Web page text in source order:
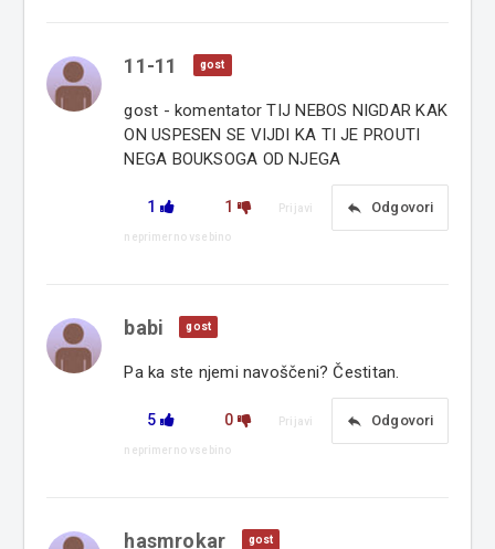
11-11 gost
gost - komentator TIJ NEBOS NIGDAR KAK
ON USPESEN SE VIJDI KA TI JE PROUTI
NEGA BOUKSOGA OD NJEGA
1 1 reply Odgovori
Prijavi
neprimerno vsebino
babi gost
Pa ka ste njemi navoščeni? Čestitan.
5 0 reply Odgovori
Prijavi
neprimerno vsebino
hasmrokar gost